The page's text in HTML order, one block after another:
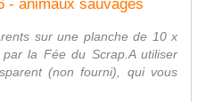
- animaux sauvages
sur une planche de 10 x
la Fée du Scrap.A utiliser
(non fourni), qui vous